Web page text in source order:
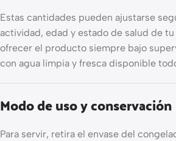
Estas cantidades pueden ajustarse
actividad, edad y estado de salud de
ofrecer el producto siempre bajo
con agua limpia y fresca disponible
Modo de uso y conservación
Para servir, retira el envase del